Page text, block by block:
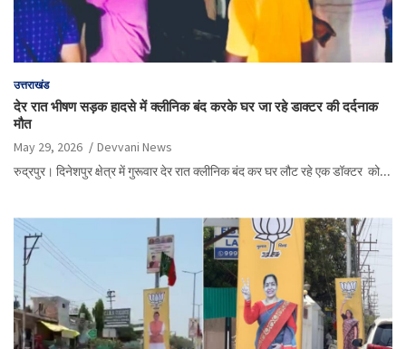
उत्तराखंड
देर रात भीषण सड़क हादसे में क्लीनिक बंद करके घर जा रहे डाक्टर की दर्दनाक
मौत
May 29, 2026
Devvani News
रुद्रपुर। दिनेशपुर क्षेत्र में गुरूवार देर रात क्लीनिक बंद कर घर लौट रहे एक डॉक्टर को…